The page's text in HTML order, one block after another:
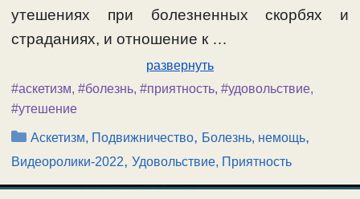
утешениях при болезненных скорбях и
страданиях, и отношение к …
развернуть
#аскетизм, #болезнь, #приятность, #удовольствие,
#утешение
Рубрики
Аскетизм, Подвижничество, Болезнь, немощь,
Видеоролики-2022, Удовольствие, Приятность